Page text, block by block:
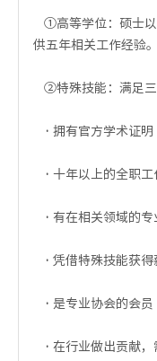
①高等学位：硕士以
供五年相关工作经验。
②特殊技能：满足三
· 拥有官方学术证明
· 十年以上的全职工
· 有在相关领域的专
· 凭借特殊技能获得
· 是专业协会的会员
· 在行业做出贡献